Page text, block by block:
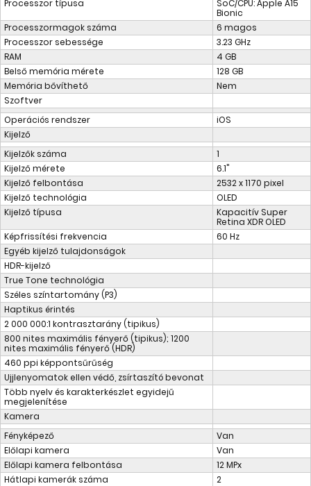
Processzor típusa
SoC/CPU: Apple A15
Bionic
Processzormagok száma
6 magos
Processzor sebessége
3.23 GHz
RAM
4 GB
Belső memória mérete
128 GB
Memória bővíthető
Nem
Szoftver
Operációs rendszer
iOS
Kijelző
Kijelzők száma
1
Kijelző mérete
6.1"
Kijelző felbontása
2532 x 1170 pixel
Kijelző technológia
OLED
Kijelző típusa
Kapacitív Super
Retina XDR OLED
Képfrissítési frekvencia
60 Hz
Egyéb kijelző tulajdonságok
HDR-kijelző
True Tone technológia
Széles szín­tartomány (P3)
Haptikus érintés
2 000 000:1 kontrasztarány (tipikus)
800 nites maximális fényerő (tipikus); 1200
nites maximális fényerő (HDR)
460 ppi képpontsűrűség
Ujjlenyomatok ellen védő, zsírtaszító bevonat
Több nyelv és karakterkészlet egyidejű
megjelenítése
Kamera
Fényképező
Van
Előlapi kamera
Van
Előlapi kamera felbontása
12 MPx
Hátlapi kamerák száma
2
Cégünkről, elérhetőségek